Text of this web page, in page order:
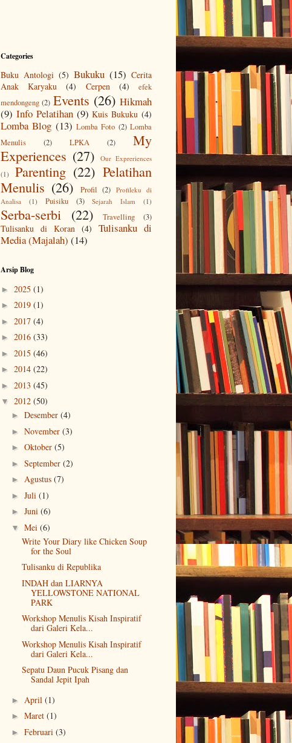
Categories
Buku Antologi (5) Bukuku (15) Cerita
Anak Karyaku
(4) Cerpen (4)
efek
mendongeng (2) Events (26) Hikmah
(9) Info Pelatihan (9) Kuis Bukuku (4)
Lomba Blog (13) Lomba Foto (2) Lomba
Menulis
(2) LPKA (2)
My
Experiences (27)
Our Expreriences
(1)
Parenting (22) Pelatihan
Menulis (26) Profil (2) Profileku di
Analisa
(1) Puisiku (3) Sejarah Islam (1)
Serba-serbi (22) Travelling (3)
Tulisanku di Koran (4)
Tulisanku di
Media (Majalah) (14)
Arsip Blog
► 2025 (1)
► 2019 (1)
► 2017 (4)
► 2016 (33)
► 2015 (46)
► 2014 (22)
► 2013 (45)
▼ 2012 (50)
► Desember (4)
► November (3)
► Oktober (5)
► September (2)
► Agustus (7)
► Juli (1)
► Juni (6)
▼ Mei (6)
Write Your Diary like Chicken Soup
for the Soul
Tulisanku di Republika
INDAH dan LIARNYA
YELLOWSTONE NATIONAL
PARK
Workshop Menulis Kisah Inspiratif
dari Galeri Kela...
Workshop Menulis Kisah Inspiratif
dari Galeri Kela...
Sepatu Daun Pucuk Pisang dan
Sandal Jepit Ipah
► April (1)
► Maret (1)
► Februari (3)